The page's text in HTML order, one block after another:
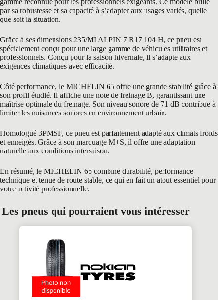
gamme reconnue pour les professionnels exigeants. Ce modèle brille
par sa robustesse et sa capacité à s’adapter aux usages variés, quelle
que soit la situation.
Grâce à ses dimensions 235/MI ALPIN 7 R17 104 H, ce pneu est
spécialement conçu pour une large gamme de véhicules utilitaires et
professionnels. Conçu pour la saison hivernale, il s’adapte aux
exigences climatiques avec efficacité.
Côté performance, le MICHELIN 65 offre une grande stabilité grâce à
son profil étudié. Il affiche une note de freinage B, garantissant une
maîtrise optimale du freinage. Son niveau sonore de 71 dB contribue à
limiter les nuisances sonores en environnement urbain.
Homologué 3PMSF, ce pneu est parfaitement adapté aux climats froids
et enneigés. Grâce à son marquage M+S, il offre une adaptation
naturelle aux conditions intersaison.
En résumé, le MICHELIN 65 combine durabilité, performance
technique et tenue de route stable, ce qui en fait un atout essentiel pour
votre activité professionnelle.
Les pneus qui pourraient vous intéresser